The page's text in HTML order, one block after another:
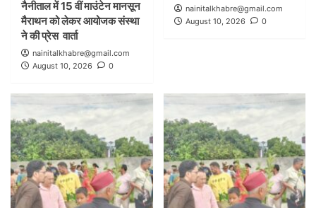
नैनीताल में 15 वीं माउंटेन मानसून
मैराथन को लेकर आयोजक संस्था
ने की प्रेस वार्ता
nainitalkhabre@gmail.com
August 10, 2026
0
nainitalkhabre@gmail.com
August 10, 2026
0